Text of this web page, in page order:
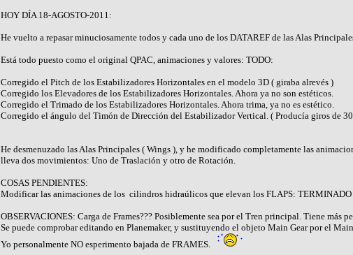
HOY DÍA 18-AGOSTO-2011:
He vuelto a repasar minuciosamente todos y cada uno de los DATAREF de las Alas
Está todo puesto como el original QPAC, animaciones y valores: TODO:
Corregido el Pitch de los Estabilizadores Horizontales en el modelo 3D ( giraba alrevés )
Corregido los Elevadores de los Estabilizadores Horizontales. Ahora ya no son estéticos.
Corregido el Trimado de los Estabilizadores Horizontales. Ahora trima, ya no es estético.
Corregido el ángulo del Timón de Dirección del Estabilizador Vertical. ( Producía giros de
He desmenuzado las Alas Principales ( Wings ), y he modificado completamente las
lleva dos movimientos: Uno de Traslación y otro de Rotación.
COSAS PENDIENTES:
Modificar las animaciones de los cilindros hidraúlicos que elevan los FLAPS: TERMINADO
OBSERVACIONES: Carga de Frames??? Posiblemente sea por el Tren principal. Tiene más
Se puede comprobar editando en Planemaker, y sustituyendo el objeto Main Gear por el
Yo personalmente NO esperimento bajada de FRAMES.